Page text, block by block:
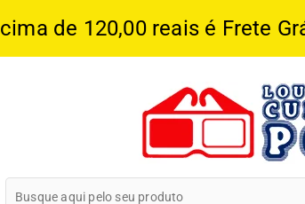
de 120,00 reais é Frete
Loucos